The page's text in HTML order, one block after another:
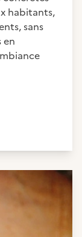
habitants,
sans
en